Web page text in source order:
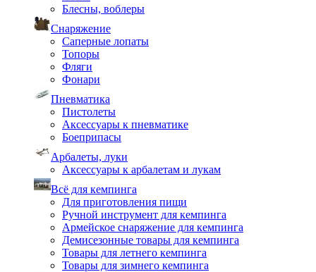
Блесны, воблеры
Снаряжение
Саперные лопаты
Топоры
Фляги
Фонари
Пневматика
Пистолеты
Аксессуары к пневматике
Боеприпасы
Арбалеты, луки
Аксессуары к арбалетам и лукам
Всё для кемпинга
Для приготовления пищи
Ручной инструмент для кемпинга
Армейское снаряжение для кемпинга
Демисезонные товары для кемпинга
Товары для летнего кемпинга
Товары для зимнего кемпинга